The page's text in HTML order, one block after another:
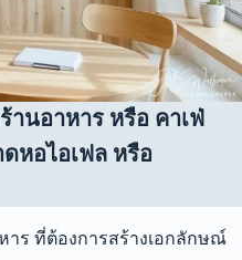
านอาหาร หรือ คาเฟ่
หอไอเฟล หรือ
าร ที่ต้องการสร้างเอกลักษณ์